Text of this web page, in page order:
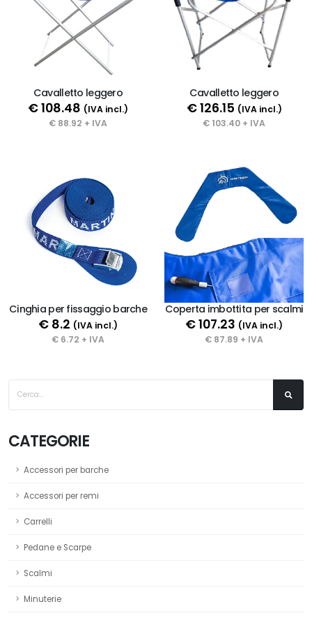
CATEGORIE
Accessori per barche
Accessori per remi
Carrelli
Pedane e Scarpe
Scalmi
Minuterie
Cavalletto leggero
€ 108.48 (IVA incl.)
€ 88.92 + IVA
Cavalletto leggero
€ 126.15 (IVA incl.)
€ 103.40 + IVA
Cinghia per fissaggio barche
€ 8.2 (IVA incl.)
€ 6.72 + IVA
Coperta imbottita per scalmi
€ 107.23 (IVA incl.)
€ 87.89 + IVA